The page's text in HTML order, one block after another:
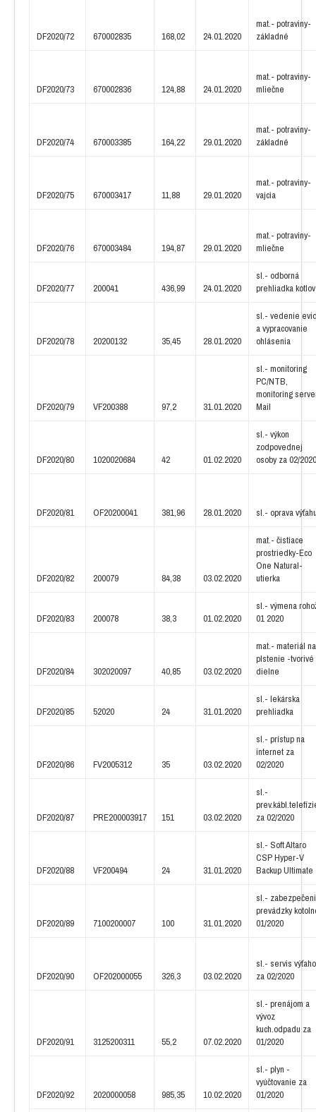
DF2020/72 670002835 168,02 24.01.2020
mat.- potraviny-
základné
DF2020/73 670002836 124,88 24.01.2020
mat.- potraviny-
mliečne
DF2020/74 670003385 164,22 29.01.2020
mat.- potraviny-
základné
DF2020/75 670003417 11,88 29.01.2020
mat.- potraviny-
vajcia
DF2020/76 670003484 194,87 29.01.2020
mat.- potraviny-
mliečne
DF2020/77 200041 436,99 24.01.2020
sl.- odborná
prehliadka kotlov
DF2020/78 20200132 35,45 28.01.2020
sl.- vedenie
a vypracovanie
ohlásenia
DF2020/79 VF200388 97,2 31.01.2020
sl.- monitoring
PC/NTB,
monitoring
Mail
DF2020/80 1020020684 42 01.02.2020
sl.- výkon
zodpovednej
osoby za 02/2020
DF2020/81 OF20200041 381,96 28.01.2020 sl.- oprava
DF2020/82 200079 84,38 03.02.2020
mat.- čistiace
prostriedky-Eco
One Natural-
utierka
DF2020/83 200078 38,3 01.02.2020
sl.- výmena
01 2020
DF2020/84 302020097 40,85 03.02.2020
mat.- materiál na
plstenie -tvorivé
dielne
DF2020/85 52020 24 31.01.2020
sl.- lekárska
prehliadka
DF2020/86 FV2005312 35 03.02.2020
sl.- prístup na
internet za
02/2020
DF2020/87 PRE200003917 151 03.02.2020
sl.-
za 02/2020
DF2020/88 VF200494 24 31.01.2020
sl.- Soft Altaro
CSP Hyper-V
Backup Ultimate
DF2020/89 7100200007 100 31.01.2020
sl.-
prevádzky
01/2020
DF2020/90 OF202000055 326,3 03.02.2020
sl.- servis
za 02/2020
DF2020/91 3125200311 55,2 07.02.2020
sl.- prenájom a
vývoz
kuch.odpadu za
01/2020
DF2020/92 2020000058 985,35 10.02.2020
sl.- plyn -
vyúčtovanie za
01/2020